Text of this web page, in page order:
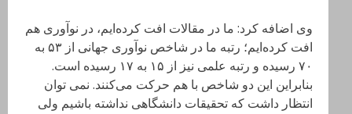
وی اضافه کرد: ما در مقالات افت کرده‌ایم، در نوآوری هم
افت کرده‌ایم؛ رتبه ما در شاخص نوآوری جهانی از ۵۳ به
۷۰ رسیده و رتبه علمی نیز از ۱۵ به ۱۷ رسیده است.
بنابراین این دو شاخص با هم حرکت می‌کنند. نمی توان
انتظار داشت که تحقیقات دانشگاهی نداشته باشیم ولی